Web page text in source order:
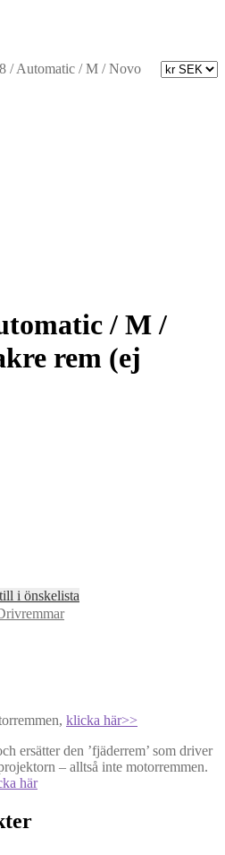
/ Automatic / M / Novo
/ M /
rem (ej
i önskelista
klicka här>>
ersätter den ’fjäderrem’ som driver
– alltså inte motorremmen.
här